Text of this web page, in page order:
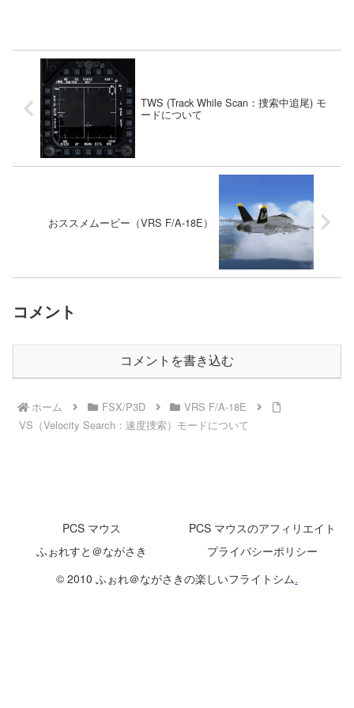
TWS (Track While Scan：捜索中追尾) モ
ードについて
おススメムービー（VRS F/A-18E）
コメント
コメントを書き込む
ホーム FSX/P3D
VRS F/A-18E
VS（Velocity Search：速度捜索）モードについて
PCS マウス
PCS マウスのアフィリエイト
ふぉれすと＠ながさき
プライバシーポリシー
© 2010 ふぉれ＠ながさきの楽しいフライトシム.